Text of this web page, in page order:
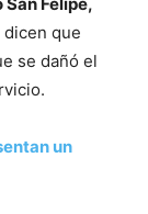
San Felipe,
dicen que
se dañó el
un